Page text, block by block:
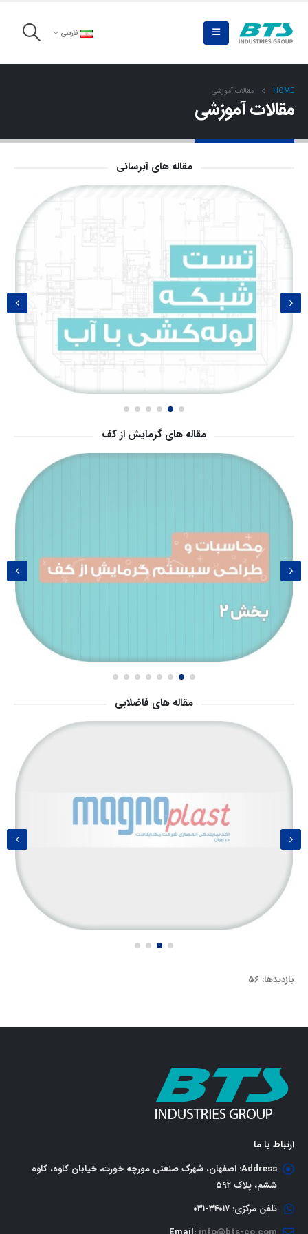
فارسی
HOME مقالات آموزشی
مقالات آموزشی
مقاله های آبرسانی
مقاله های گرمایش از کف
مقاله های فاضلابی
بازدیدها: 56
ارتباط با ما
Address: اصفهان، شهرک صنعتی مورچه خورت، خیابان کاوه، کاوه
ششم، پلاک ٥٩٢
تلفن مرکزی: ٣٤٠١٧-٠٣١